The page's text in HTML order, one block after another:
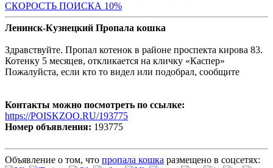
СКОРОСТЬ ПОИСКА 10%
Ленинск-Кузнецкий Пропала кошка
Здравствуйте. Пропал котенок в районе проспекта кирова 83.
Котенку 5 месяцев, откликается на кличку «Каспер»
Пожалуйста, если кто то видел или подобрал, сообщите
Контакты можно посмотреть по ссылке:
https://POISKZOO.RU/193775
Номер объявления: 193775
Объявление о том, что пропала кошка размещено в соцсетях: